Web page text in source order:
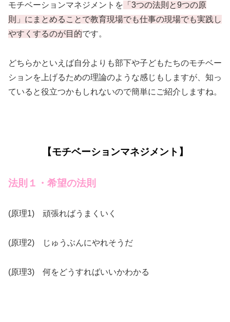
モチベーションマネジメントを 「3つの法則と9つの原
則」にまとめることで教育現場でも仕事の現場でも実践し
やすくするのが目的です。
どちらかといえば自分よりも部下や子どもたちのモチベー
ションを上げるための理論のような感じもしますが、知っ
ていると役立つかもしれないので簡単にご紹介しますね。
【モチベーションマネジメント】
法則１・希望の法則
(原理1) 頑張ればうまくいく
(原理2) じゅうぶんにやれそうだ
(原理3) 何をどうすればいいかわかる